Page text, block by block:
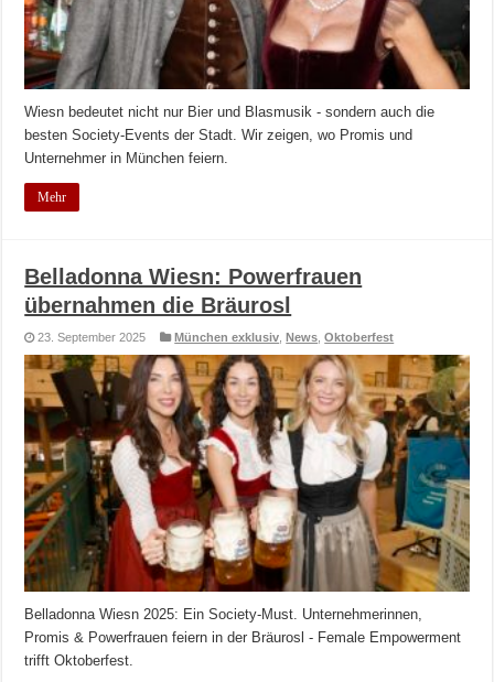
Wiesn bedeutet nicht nur Bier und Blasmusik - sondern auch die
besten Society-Events der Stadt. Wir zeigen, wo Promis und
Unternehmer in München feiern.
Mehr
Belladonna Wiesn: Powerfrauen
übernahmen die Bräurosl
23. September 2025 München exklusiv News ,Oktoberfest
Belladonna Wiesn 2025: Ein Society-Must. Unternehmerinnen,
Promis & Powerfrauen feiern in der Bräurosl - Female Empowerment
trifft Oktoberfest.